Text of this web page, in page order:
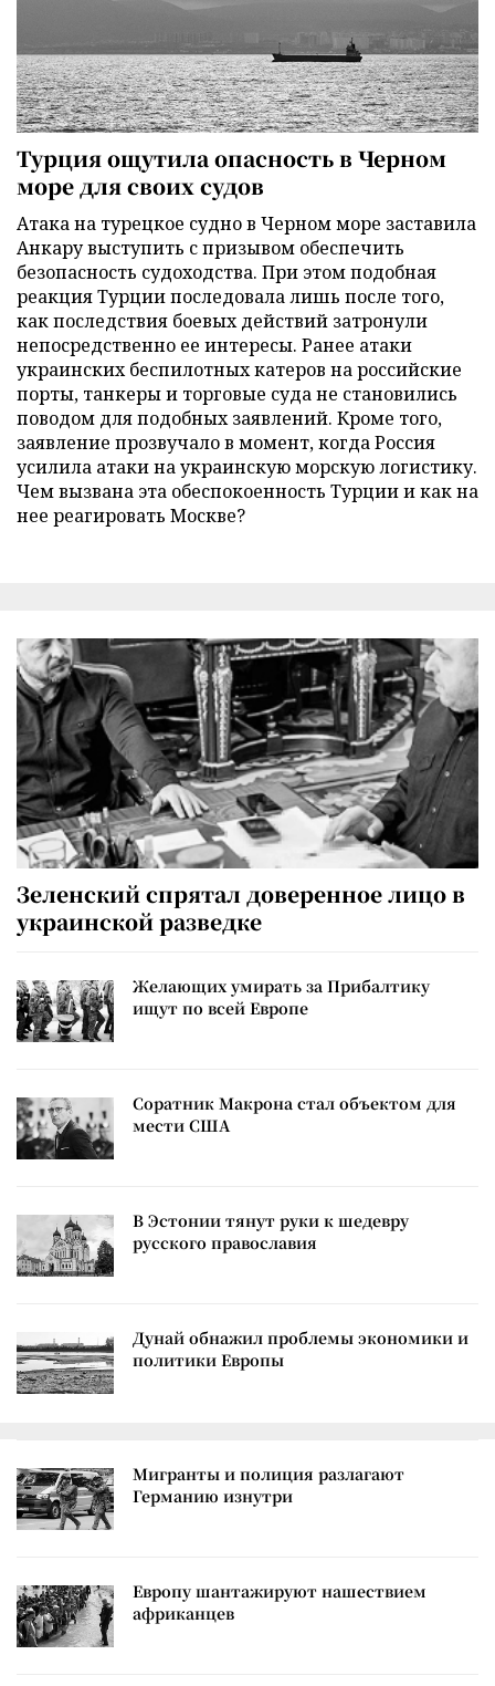
Турция ощутила опасность в Черном
море для своих судов
Атака на турецкое судно в Черном море заставила
Анкару выступить с призывом обеспечить
безопасность судоходства. При этом подобная
реакция Турции последовала лишь после того,
как последствия боевых действий затронули
непосредственно ее интересы. Ранее атаки
украинских беспилотных катеров на российские
порты, танкеры и торговые суда не становились
поводом для подобных заявлений. Кроме того,
заявление прозвучало в момент, когда Россия
усилила атаки на украинскую морскую логистику.
Чем вызвана эта обеспокоенность Турции и как на
нее реагировать Москве?
Зеленский спрятал доверенное лицо в
украинской разведке
Желающих умирать за Прибалтику
ищут по всей Европе
Соратник Макрона стал объектом для
мести США
В Эстонии тянут руки к шедевру
русского православия
Дунай обнажил проблемы экономики и
политики Европы
Мигранты и полиция разлагают
Германию изнутри
Европу шантажируют нашествием
африканцев